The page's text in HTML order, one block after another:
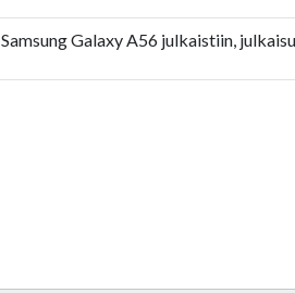
Samsung Galaxy A56 julkaistiin,